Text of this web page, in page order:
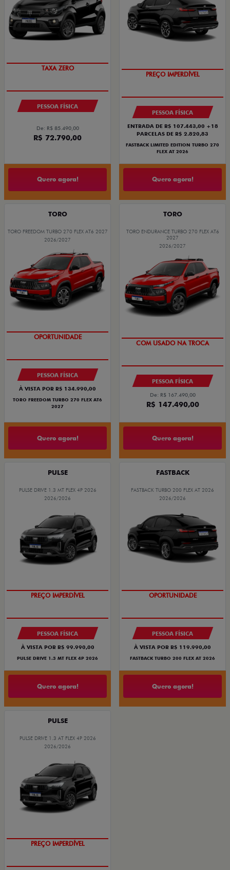
PREÇO IMPERDÍVEL
PESSOA FÍSICA
De: R$ 85.490,00
R$ 72.790,00
Quero agora!
COM USADO NA TROCA
PESSOA FÍSICA
ENTRADA DE R$ 107.443,00 +18
PARCELAS DE R$ 2.820,83
FASTBACK LIMITED EDITION TURBO 270
FLEX AT 2026
Quero agora!
TORO
TORO FREEDOM TURBO 270 FLEX AT6 2027
2026/2027
SUPERVALORIZAÇÃO DO USADO
PESSOA FÍSICA
À VISTA POR R$ 134.990,00
TORO FREEDOM TURBO 270 FLEX AT6
2027
Quero agora!
TORO
TORO ENDURANCE TURBO 270 FLEX AT6
2027
2026/2027
OPORTUNIDADE
PESSOA FÍSICA
De: R$ 167.490,00
R$ 147.490,00
Quero agora!
PULSE
PULSE DRIVE 1.3 MT FLEX 4P 2026
2026/2026
OPORTUNIDADE
PESSOA FÍSICA
À VISTA POR R$ 99.990,00
PULSE DRIVE 1.3 MT FLEX 4P 2026
Quero agora!
FASTBACK
FASTBACK TURBO 200 FLEX AT 2026
2026/2026
OPORTUNIDADE
PESSOA FÍSICA
À VISTA POR R$ 119.990,00
FASTBACK TURBO 200 FLEX AT 2026
Quero agora!
PULSE
PULSE DRIVE 1.3 AT FLEX 4P 2026
2026/2026
O SUV AUTOMÁTICO MAIS